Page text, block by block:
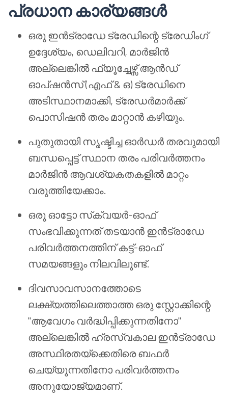
പ്രധാന കാര്യങ്ങൾ
ഒരു ഇൻട്രാഡേ ട്രേഡിന്റെ ട്രേഡിംഗ്
ഉദ്ദേശ്യം, ഡെലിവറി, മാർജിൻ
അല്ലെങ്കിൽ ഫ്യൂച്ചേഴ്സ് ആൻഡ്
ഓപ്ഷൻസ് (എഫ് & ഒ) ട്രേഡിനെ
അടിസ്ഥാനമാക്കി, ട്രേഡർമാർക്ക്
പൊസിഷൻ തരം മാറ്റാൻ കഴിയും.
പുതുതായി സൃഷ്ടിച്ച ഓർഡർ തരവുമായി
ബന്ധപ്പെട്ട് സ്ഥാന തരം പരിവർത്തനം
മാർജിൻ ആവശ്യകതകളിൽ മാറ്റം
വരുത്തിയേക്കാം.
ഒരു ഓട്ടോ സ്‌ക്വയർ-ഓഫ്
സംഭവിക്കുന്നത് തടയാൻ ഇൻട്രാഡേ
പരിവർത്തനത്തിന് കട്ട്-ഓഫ്
സമയങ്ങളും നിലവിലുണ്ട്.
ദിവസാവസാനത്തോടെ
ലക്ഷ്യത്തിലെത്താത്ത ഒരു സ്റ്റോക്കിന്റെ
"ആവേഗം വർദ്ധിപ്പിക്കുന്നതിനോ"
അല്ലെങ്കിൽ ഹ്രസ്വകാല ഇൻട്രാഡേ
അസ്ഥിരതയ്‌ക്കെതിരെ ബഫർ
ചെയ്യുന്നതിനോ പരിവർത്തനം
അനുയോജ്യമാണ്.